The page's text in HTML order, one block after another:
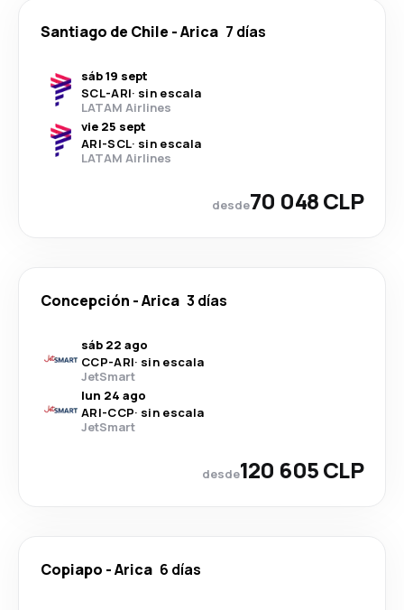
Santiago de Chile -Arica 7 días
sáb 19 sept
SCL-ARI· sin escala
LATAM Airlines
vie 25 sept
ARI-SCL· sin escala
LATAM Airlines
desde70 048 CLP
Concepción -Arica 3 días
sáb 22 ago
CCP-ARI· sin escala
JetSmart
lun 24 ago
ARI-CCP· sin escala
JetSmart
desde120 605 CLP
Copiapo -Arica 6 días